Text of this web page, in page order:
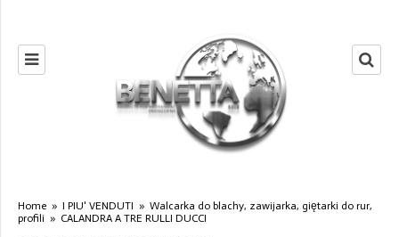
Home » I PIU' VENDUTI » Walcarka do blachy, zawijarka, giętarki do rur,
profili » CALANDRA A TRE RULLI DUCCI